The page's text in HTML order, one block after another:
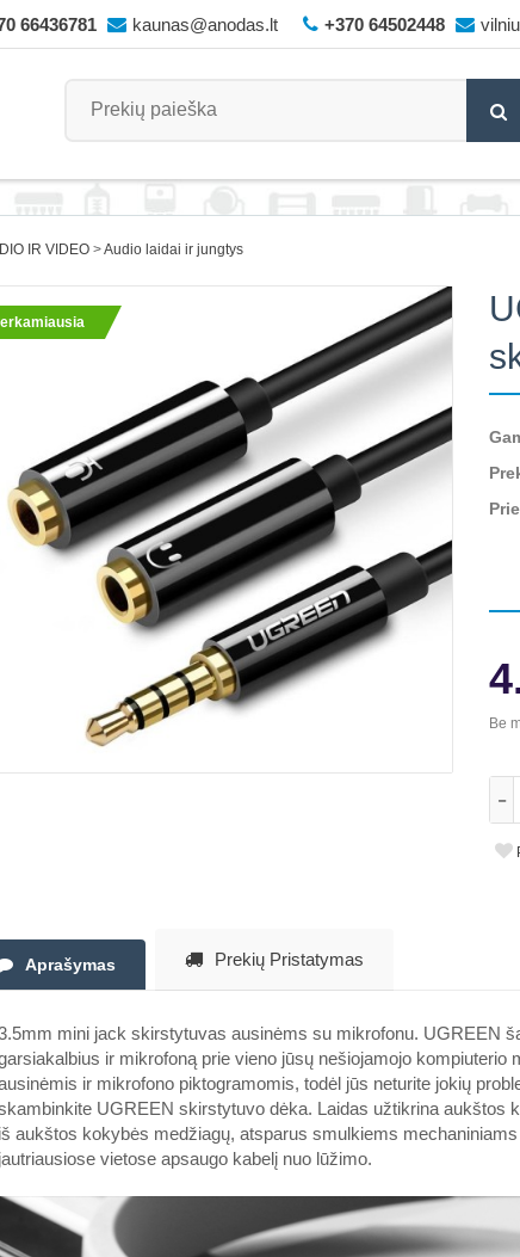
66436781 kaunas@anodas.lt +370 64502448
IR VIDEO Audio laidai ir jungtys
Be
Aprašymas Prekių Pristatymas
mini jack skirstytuvas ausinėms su mikrofonu. UGREEN
ir mikrofoną prie vieno jūsų nešiojamojo kompiuterio
ir mikrofono piktogramomis, todėl jūs neturite jokių
UGREEN skirstytuvo dėka. Laidas užtikrina aukštos
iš aukštos kokybės medžiagų, atsparus smulkiems
jautriausiose vietose apsaugo kabelį nuo lūžimo.